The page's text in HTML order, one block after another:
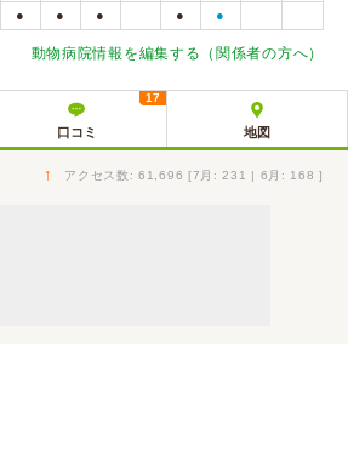
● ● ● ● ●
動物病院情報を編集する（関係者の方へ）
口コミ
17
地図
↑ アクセス数: 61,696 [7月: 231 | 6月: 168 ]